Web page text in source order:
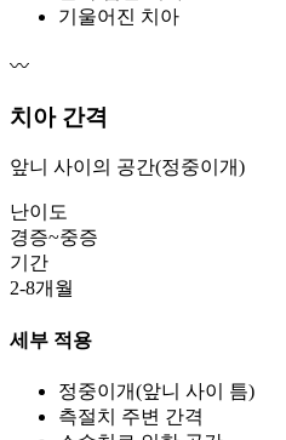
기울어진 치아
〰️
치아 간격
앞니 사이의 공간(정중이개)
난이도
경증~중증
기간
2-8개월
세부 적용
정중이개(앞니 사이 틈)
측절치 주변 간격